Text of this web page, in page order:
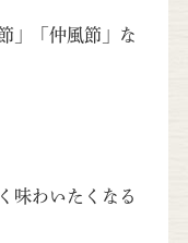
」「仲風節」な
味わいたくなる